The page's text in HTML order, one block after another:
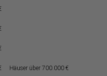
Häuser über 700.000 €